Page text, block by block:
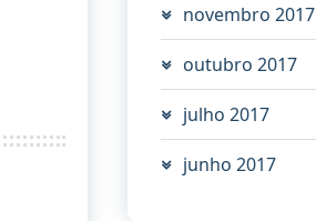
novembro 2017
outubro 2017
julho 2017
junho 2017